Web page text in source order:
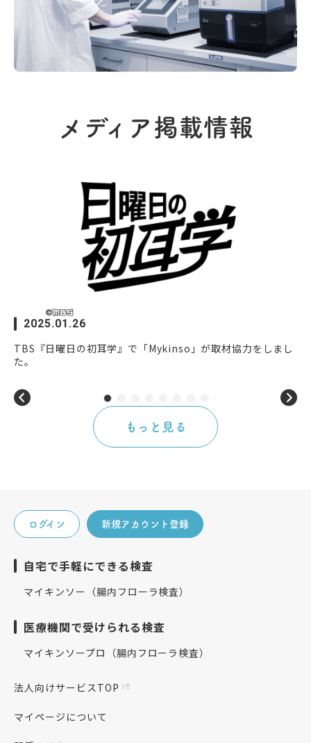
メディア掲載情報
2025.01.26
TBS『日曜日の初耳学』で「Mykinso」が取材協力をしまし
た。
もっと見る
ログイン 新規アカウント登録
自宅で手軽にできる検査
マイキンソー（腸内フローラ検査）
医療機関で受けられる検査
マイキンソープロ（腸内フローラ検査）
法人向けサービスTOP
マイページについて